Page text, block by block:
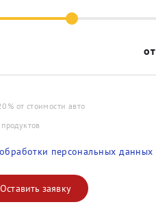
от
от стоимости авто
персональных данных
Оставить заявку